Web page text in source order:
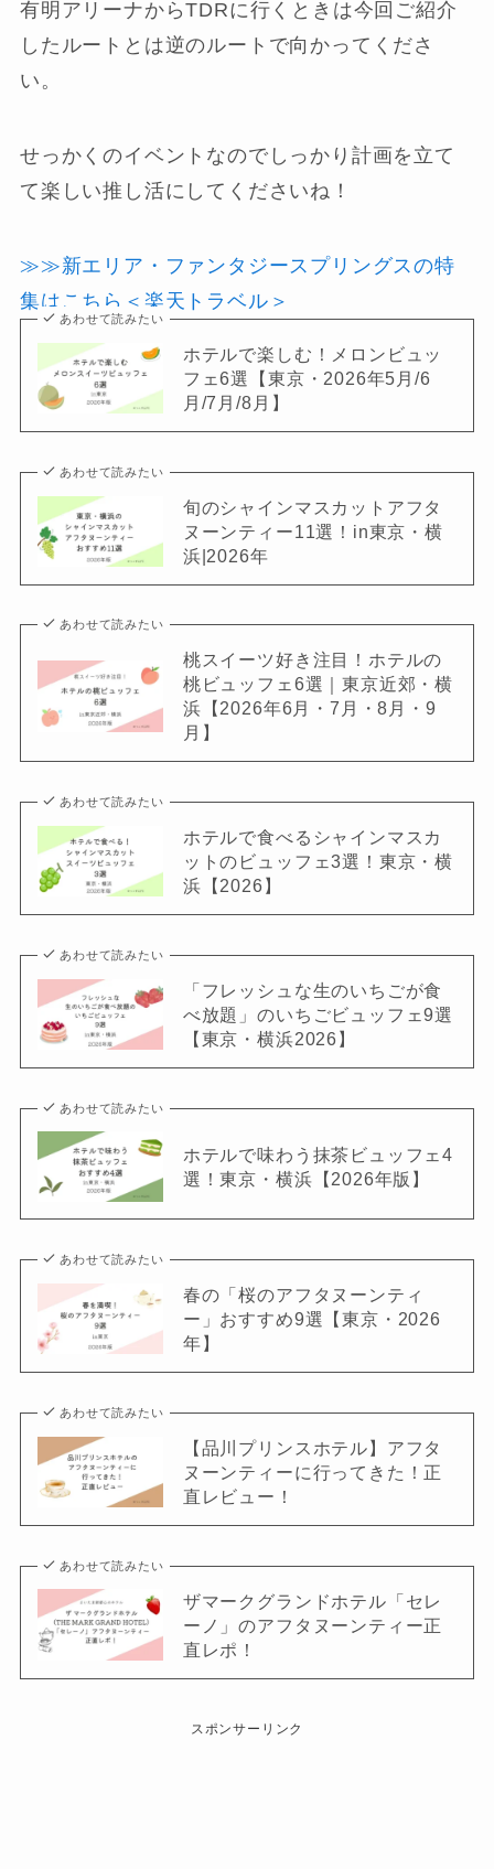
有明アリーナからTDRに行くときは今回ご紹介
したルートとは逆のルートで向かってくださ
い。
せっかくのイベントなのでしっかり計画を立て
て楽しい推し活にしてくださいね！
≫≫新エリア・ファンタジースプリングスの特
集はこちら＜楽天トラベル＞
あわせて読みたい
ホテルで楽しむ！メロンビュッ
フェ6選【東京・2026年5月/6
月/7月/8月】
あわせて読みたい
旬のシャインマスカットアフタ
ヌーンティー11選！in東京・横
浜|2026年
あわせて読みたい
桃スイーツ好き注目！ホテルの
桃ビュッフェ6選｜東京近郊・横
浜【2026年6月・7月・8月・9
月】
あわせて読みたい
ホテルで食べるシャインマスカ
ットのビュッフェ3選！東京・横
浜【2026】
あわせて読みたい
「フレッシュな生のいちごが食
べ放題」のいちごビュッフェ9選
【東京・横浜2026】
あわせて読みたい
ホテルで味わう抹茶ビュッフェ4
選！東京・横浜【2026年版】
あわせて読みたい
春の「桜のアフタヌーンティ
ー」おすすめ9選【東京・2026
年】
あわせて読みたい
【品川プリンスホテル】アフタ
ヌーンティーに行ってきた！正
直レビュー！
あわせて読みたい
ザマークグランドホテル「セレ
ーノ」のアフタヌーンティー正
直レポ！
スポンサーリンク